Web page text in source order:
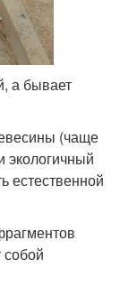
а бывает
(чаще
экологичный
естественной